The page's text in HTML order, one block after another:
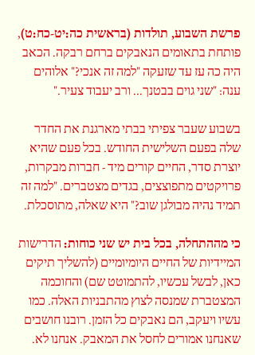
פרשת השבוע, תולדות (בראשית כה:יט-כח:ט),
פותחת בתאומים הנאבקים ברחם רבקה. הכאב
היה כה עז עד שזעקה "למה זה אנכי?" אלוהים
ענה: "שני גוים בבטנך... ורב יעבוד צעיר."
בשבוע שעבר צפיתי בבתי מארגנת את החדר
שלה בפעם השלישית החודש. בכל פעם שהיא
יוצרת סדר, החיים קורים מיד - חברות מבקרות,
פרויקטים מתפוצצים, בגדים מצטברים. "למה זה
תמיד נהיה מבולגן שוב?" היא שאלה, מתוסכלת.
כי מההתחלה, בכל בית יש שני כוחות: הדרישות
המיידיות של החיים היומיומיים (להשליך תיקים
כאן, לבשל עכשיו, להתמוטט שם) והחוכמה
המצטברת שמנסה לצוץ מהתבניות האלה. כמו
עשיו ויעקב, הם נאבקים כל הזמן. רובנו חושבים
שאנחנו אמורים לחסל את המאבק. אנחנו לא.